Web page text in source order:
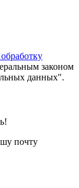
законом
данных".
почту